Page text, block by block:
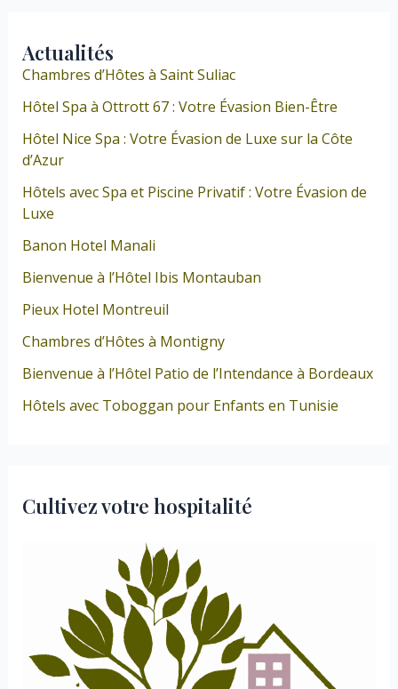
Actualités
Chambres d’Hôtes à Saint Suliac
Hôtel Spa à Ottrott 67 : Votre Évasion Bien-Être
Hôtel Nice Spa : Votre Évasion de Luxe sur la Côte
d’Azur
Hôtels avec Spa et Piscine Privatif : Votre Évasion de
Luxe
Banon Hotel Manali
Bienvenue à l’Hôtel Ibis Montauban
Pieux Hotel Montreuil
Chambres d’Hôtes à Montigny
Bienvenue à l’Hôtel Patio de l’Intendance à Bordeaux
Hôtels avec Toboggan pour Enfants en Tunisie
Cultivez votre hospitalité